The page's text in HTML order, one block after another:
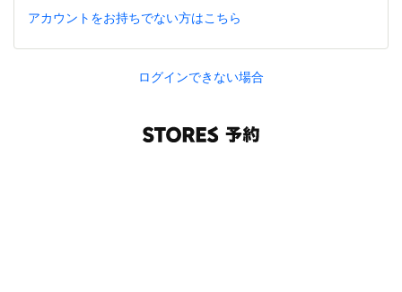
アカウントをお持ちでない方はこちら
ログインできない場合